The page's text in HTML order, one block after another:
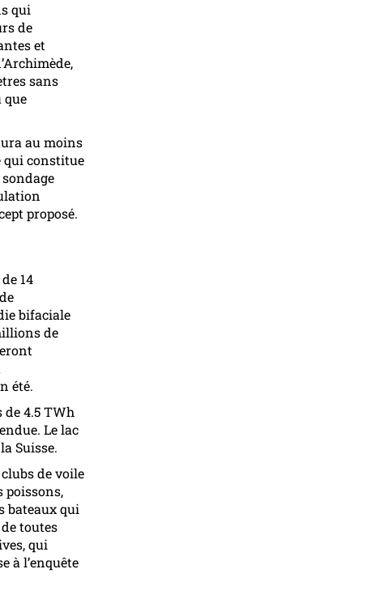
qui
de
et
sans
que
au moins
qui constitue
proposé.
14
bifaciale
de
été.
de 4.5 TWh
Le lac
Suisse.
de voile
poissons,
bateaux qui
toutes
qui
à l’enquête